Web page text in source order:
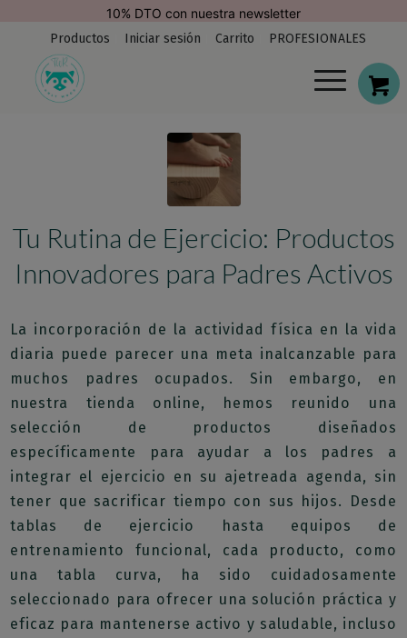
Envío Gratis. España (península)
Productos
Iniciar sesión Carrito PROFESIONALES
Tu Rutina de Ejercicio: Productos
Innovadores para Padres Activos
La incorporación de la actividad física en la vida
diaria puede parecer una meta inalcanzable para
muchos padres ocupados. Sin embargo, en
nuestra tienda online, hemos reunido una
selección de productos diseñados
específicamente para ayudar a los padres a
integrar el ejercicio en su ajetreada agenda, sin
tener que sacrificar tiempo con sus hijos. Desde
tablas de ejercicio hasta equipos de
entrenamiento funcional, cada producto, como
una tabla curva, ha sido cuidadosamente
seleccionado para ofrecer una solución práctica y
eficaz para mantenerse activo y saludable, incluso
modal-check